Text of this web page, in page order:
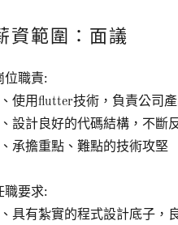
資範圍：面議
位職責:
使用flutter技術，負責公司
設計良好的代碼結構，不斷
承擔重點、難點的技術攻堅
職要求:
具有紮實的程式設計底子，